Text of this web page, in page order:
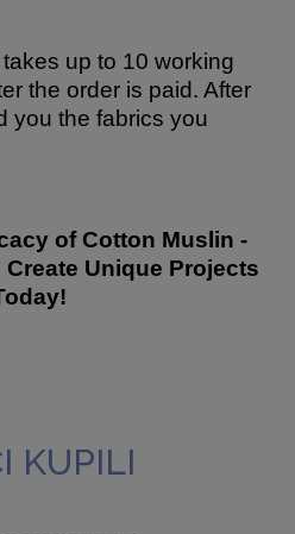
up to 10 working
the order is paid. After
you the fabrics you
of Cotton Muslin -
Unique Projects
KUPILI